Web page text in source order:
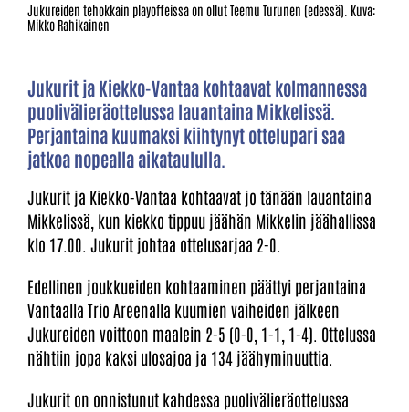
Jukureiden tehokkain playoffeissa on ollut Teemu Turunen (edessä). Kuva:
Mikko Rahikainen
Jukurit ja Kiekko-Vantaa kohtaavat kolmannessa
puolivälieräottelussa lauantaina Mikkelissä.
Perjantaina kuumaksi kiihtynyt ottelupari saa
jatkoa nopealla aikataululla.
Jukurit ja Kiekko-Vantaa kohtaavat jo tänään lauantaina
Mikkelissä, kun kiekko tippuu jäähän Mikkelin jäähallissa
klo 17.00. Jukurit johtaa ottelusarjaa 2-0.
Edellinen joukkueiden kohtaaminen päättyi perjantaina
Vantaalla Trio Areenalla kuumien vaiheiden jälkeen
Jukureiden voittoon maalein 2-5 (0-0, 1-1, 1-4). Ottelussa
nähtiin jopa kaksi ulosajoa ja 134 jäähyminuuttia.
Jukurit on onnistunut kahdessa puolivälieräottelussa